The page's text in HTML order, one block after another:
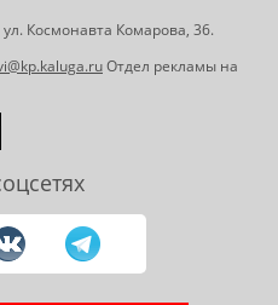
Космонавта Комарова, 36.
Отдел рекламы на